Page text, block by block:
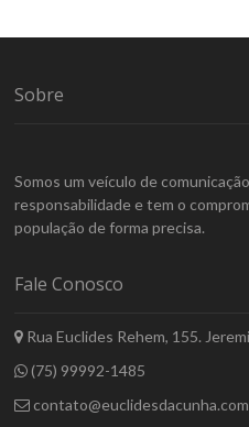
Sobre
Somos um veículo de
responsabilidade e tem o
população de forma precisa.
Fale Conosco
Rua Euclides Rehem, 155.
(75) 99992-1485
contato@euclidesdacunha.com